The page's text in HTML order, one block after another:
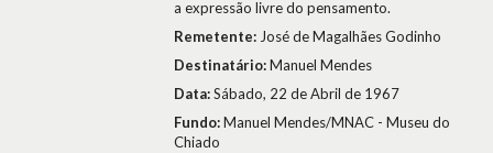
a expressão livre do pensamento.
Remetente: José de Magalhães Godinho
Destinatário:Manuel Mendes
Data:Sábado, 22 de Abril de 1967
Fundo:Manuel Mendes/MNAC - Museu do
Chiado